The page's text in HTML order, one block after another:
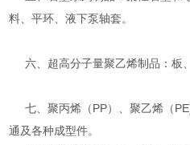
料、平环、液下泵轴套。
六、超高分子量聚乙烯制品：板
七、聚丙烯（PP）、聚乙烯（
通及各种成型件。